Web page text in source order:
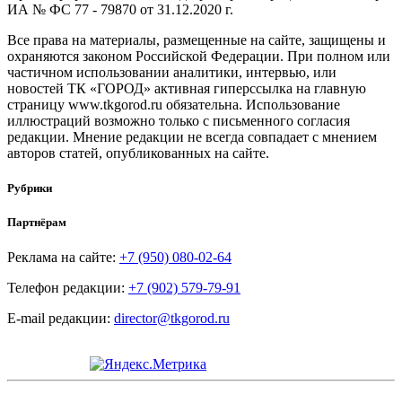
ИА № ФС 77 - 79870 от 31.12.2020 г.
Все права на материалы, размещенные на сайте, защищены и
охраняются законом Российской Федерации. При полном или
частичном использовании аналитики, интервью, или
новостей ТК «ГОРОД» активная гиперссылка на главную
страницу www.tkgorod.ru обязательна. Использование
иллюстраций возможно только с письменного согласия
редакции. Мнение редакции не всегда совпадает с мнением
авторов статей, опубликованных на сайте.
Рубрики
Партнёрам
Реклама на сайте: +7 (950) 080-02-64
Телефон редакции: +7 (902) 579-79-91
E-mail редакции: director@tkgorod.ru